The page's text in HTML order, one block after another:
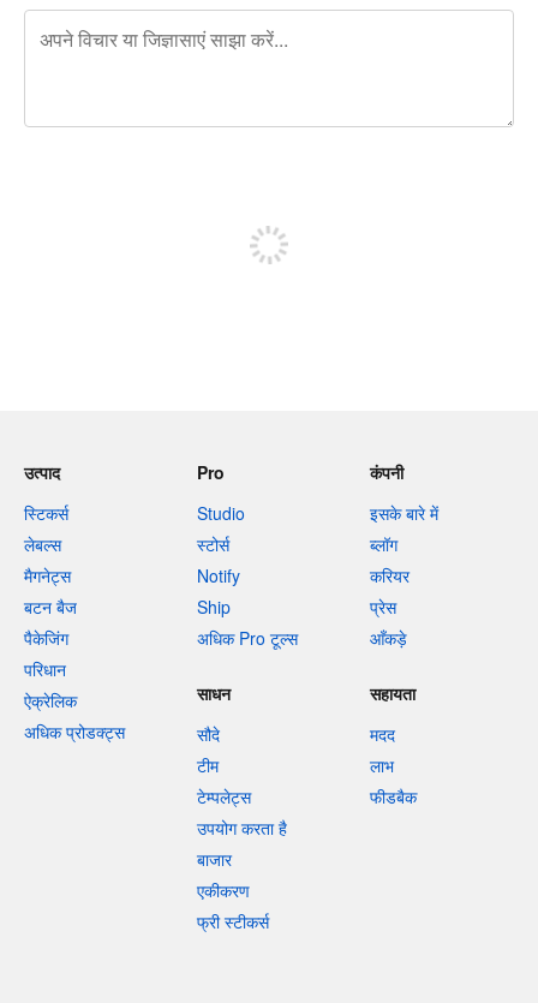
उत्पाद
स्टिकर्स
लेबल्स
मैगनेट्स
बटन बैज
पैकेजिंग
परिधान
ऐक्रेलिक
अधिक प्रोडक्ट्स
Pro
Studio
स्टोर्स
Notify
Ship
अधिक Pro टूल्स
कंपनी
इसके बारे में
ब्लॉग
करियर
प्रेस
आँकड़े
साधन
सौदे
टीम
टेम्पलेट्स
उपयोग करता है
बाजार
एकीकरण
फ्री स्टीकर्स
सहायता
मदद
लाभ
फीडबैक